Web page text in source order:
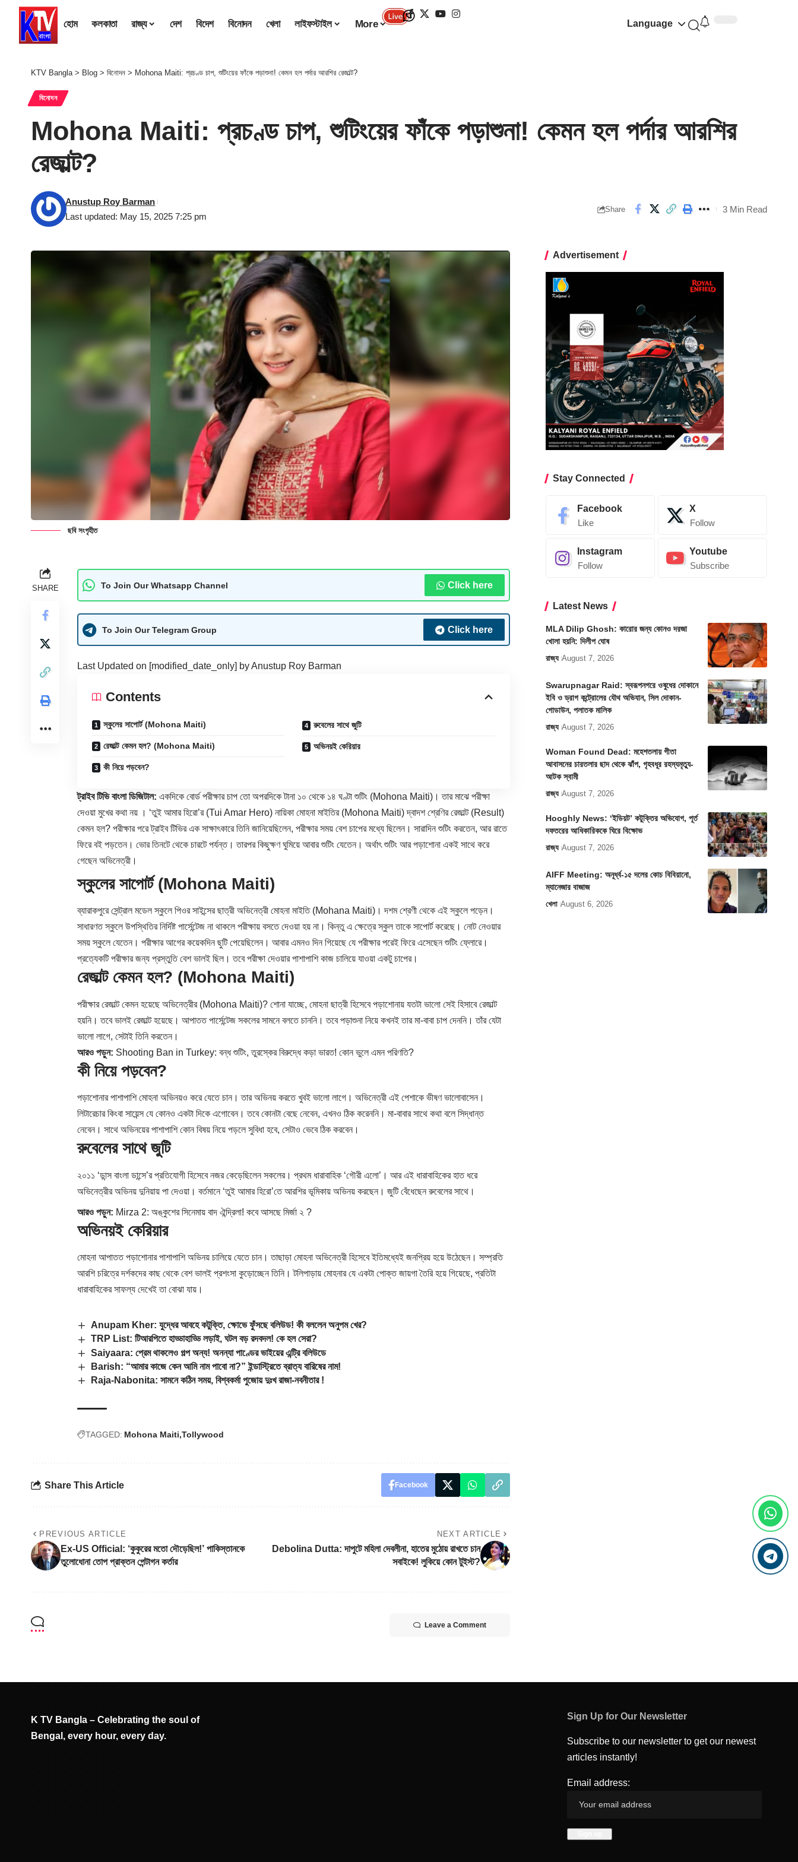
হোম কলকাতা রাজ্য দেশ বিদেশ বিনোদন খেলা লাইফস্টাইল More Language
KTV Bangla> Blog > বিনোদন > Mohona Maiti: প্রচণ্ড চাপ, শুটিংয়ের ফাঁকে পড়াশুনা! কেমন হল পর্দার আরশির রেজাল্ট?
বিনোদন
Mohona Maiti: প্রচণ্ড চাপ, শুটিংয়ের ফাঁকে পড়াশুনা! কেমন হল পর্দার আরশির
রেজাল্ট?
Last updated: May 15, 2025 7:25 pm
Anustup Roy Barman
Share 3 Min Read
ছবি সংগৃহীত
SHARE To Join Our Whatsapp Channel Click here
To Join Our Telegram Group Click here
Last Updated on [modified_date_only] byAnustup Roy Barman
Contents
স্কুলের সাপোর্ট (Mohona Maiti)
রেজাল্ট কেমন হল? (Mohona Maiti)
কী নিয়ে পড়বেন?
রুবেলের সাথে জুটি
অভিনয়ই কেরিয়ার
ট্রাইব টিভি বাংলা ডিজিটাল: একদিকে বোর্ড পরীক্ষার চাপ তো অপরদিকে টানা ১০ থেকে ১৪ ঘণ্টা শুটিং (Mohona Maiti)। তার মাঝে পরীক্ষা
দেওয়া মুখের কথা নয় । ‘তুই আমার হিরো’র (Tui Amar Hero) নায়িকা মোহনা মাইতির (Mohona Maiti) দ্বাদশ শ্রেণির রেজাল্ট (Result)
কেমন হল? পরীক্ষার পরে ট্রাইব টিভির এক সাক্ষাৎকারে তিনি জানিয়েছিলেন, পরীক্ষার সময় বেশ চাপের মধ্যে ছিলেন। সারাদিন শুটিং করতেন, আর রাতে
ফিরে বই পড়তেন। ভোর তিনটে থেকে চারটে পর্যন্ত। তারপর কিছুক্ষণ ঘুমিয়ে আবার শুটিং যেতেন। অর্থাৎ শুটিং আর পড়াশোনা একই সাথে করে
গেছেন অভিনেত্রী।
স্কুলের সাপোর্ট (Mohona Maiti)
ব্যারাকপুরে সেন্ট্রাল মডেল স্কুলে পিওর সাইন্সের ছাত্রী অভিনেত্রী মোহনা মাইতি (Mohana Maiti)। দশম শ্রেণী থেকে এই স্কুলে পড়েন।
সাধারণত স্কুলে উপস্থিতির নির্দিষ্ট পার্সেন্টেজ না থাকলে পরীক্ষায় বসতে দেওয়া হয় না। কিন্তু এ ক্ষেত্রে স্কুল তাকে সাপোর্ট করেছে। নোট নেওয়ার
সময় স্কুলে যেতেন। পরীক্ষার আগের কয়েকদিন ছুটি পেয়েছিলেন। আবার এমনও দিন গিয়েছে যে পরীক্ষার পরেই ফিরে এসেছেন শুটিং ফ্লোরে।
প্রত্যেকটি পরীক্ষার জন্য প্রস্তুতি বেশ ভালই ছিল। তবে পরীক্ষা দেওয়ার পাশাপাশি কাজ চালিয়ে যাওয়া একটু চাপের।
রেজাল্ট কেমন হল? (Mohona Maiti)
পরীক্ষার রেজাল্ট কেমন হয়েছে অভিনেত্রীর (Mohona Maiti)? শোনা যাচ্ছে, মোহনা ছাত্রী হিসেবে পড়াশোনায় যতটা ভালো সেই হিসাবে রেজাল্ট
হয়নি। তবে ভালই রেজাল্ট হয়েছে। আপাতত পার্সেন্টেজ সকলের সামনে বলতে চাননি। তবে পড়াশুনা নিয়ে কখনই তার মা-বাবা চাপ দেননি। তাঁর যেটা
ভালো লাগে, সেটাই তিনি করতেন।
আরও পড়ুন: Shooting Ban in Turkey: বন্ধ শুটিং, তুরস্কের বিরুদ্ধে কড়া ভারত! কোন ভুলে এমন পরিণতি?
কী নিয়ে পড়বেন?
পড়াশোনার পাশাপাশি মোহনা অভিনয়ও করে যেতে চান। তার অভিনয় করতে খুবই ভালো লাগে। অভিনেত্রী এই পেশাকে ভীষণ ভালোবাসেন।
লিটারেচার কিংবা সায়েন্স যে কোনও একটা দিকে এগোবেন। তবে কোনটা বেছে নেবেন, এখনও ঠিক করেননি। মা-বাবার সাথে কথা বলে সিদ্ধান্ত
নেবেন। সাথে অভিনয়ের পাশাপাশি কোন বিষয় নিয়ে পড়লে সুবিধা হবে, সেটাও ভেবে ঠিক করবেন।
রুবেলের সাথে জুটি
২০১১ ‘ডান্স বাংলা ডান্সে’র প্রতিযোগী হিসেবে নজর কেড়েছিলেন সকলের। প্রথম ধারাবাহিক ‘গৌরী এলো’। আর এই ধারাবাহিকের হাত ধরে
অভিনেত্রীর অভিনয় দুনিয়ায় পা দেওয়া। বর্তমানে ‘তুই আমার হিরো’তে আরশির ভূমিকায় অভিনয় করছেন। জুটি বেঁধেছেনরুবেলেরসাথে।
আরও পড়ুন: Mirza 2: অঙ্কুশের সিনেমায় বাদ ঐন্দ্রিলা! কবে আসছে মির্জা ২ ?
অভিনয়ই কেরিয়ার
মোহনা আপাতত পড়াশোনার পাশাপাশি অভিনয় চালিয়ে যেতে চান। তাছাড়া মোহনা অভিনেত্রী হিসেবে ইতিমধ্যেই জনপ্রিয় হয়ে উঠেছেন। সম্প্রতি
আরশি চরিত্রে দর্শকদের কাছ থেকে বেশ ভালই প্রশংসা কুড়োচ্ছেন তিনি। টলিপাড়ায় মোহনার যে একটা পোক্ত জায়গা তৈরি হয়ে গিয়েছে, প্রতিটা
ধারাবাহিকের সাফল্য দেখেই তা বোঝা যায়।
Anupam Kher: যুদ্ধের আবহে কটুক্তি, ক্ষোভে ফুঁসছে বলিউড! কী বললেন অনুপম খের?
TRP List: টিআরপিতে হাড্ডাহাড্ডি লড়াই, ঘটল বড় রদবদল! কে হল সেরা?
Saiyaara: প্রেম থাকলেও গল্প অন্য! অনন্যা পাণ্ডের ভাইয়ের এন্ট্রি বলিউডে
Barish: “আমার কাজে কেন আমি নাম পাবো না?” ইন্ডাস্ট্রিতে ব্রাত্য বারিষের নাম!
Raja-Nabonita: সামনে কঠিন সময়, বিশ্বকর্মা পুজোয় দুঃখ রাজা-নবনীতার !
TAGGED: Mohona Maiti Tollywood
Share This Article Facebook
PREVIOUS ARTICLE
Ex-US Official: ‘কুকুরের মতো দৌড়েছিল!’ পাকিস্তানকে
তুলোধোনা তোপ প্রাক্তন পেন্টাগন কর্তার
NEXT ARTICLE
Debolina Dutta: দাপুটে মহিলা দেবলীনা, হাতের মুঠোয় রাখতে চান
সবাইকে! লুকিয়ে কোন টুইস্ট?
Leave a Comment
Advertisement
Stay Connected
Facebook
Like
X
Follow
Instagram
Follow
Youtube
Subscribe
Latest News
MLA Dilip Ghosh: কারোর জন্য কোনও দরজা
খোলা হয়নি: দিলীপ ঘোষ
রাজ্য August 7, 2026
Swarupnagar Raid: স্বরূপনগরে ওষুধের দোকানে
ইবি ও ড্রাগ কন্ট্রোলের যৌথ অভিযান, সিল দোকান-
গোডাউন, পলাতক মালিক
রাজ্য August 7, 2026
Woman Found Dead: মহেশতলায় গীতা
আবাসনের চারতলার ছাদ থেকে ঝাঁপ, গৃহবধূর রহস্যমৃত্যু-
আটক স্বামী
রাজ্য August 7, 2026
Hooghly News: ‘ইডিয়ট’ কটুক্তির অভিযোগ, পূর্ত
দফতরের আধিকারিককে ঘিরে বিক্ষোভ
রাজ্য August 7, 2026
AIFF Meeting: অনূর্ধ্ব-১৫ দলের কোচ বিবিয়ানো,
ম্যানেজার বাজাজ
খেলা August 6, 2026
K TV Bangla – Celebrating the soul of
Bengal, every hour, every day.
Sign Up for Our Newsletter
Subscribe to our newsletter to get our newest
articles instantly!
Email address: